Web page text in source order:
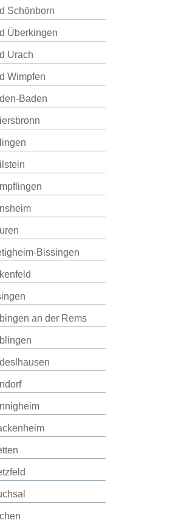
Schönborn
Überkingen
Urach
Wimpfen
Baden
Bissingen
an der Rems